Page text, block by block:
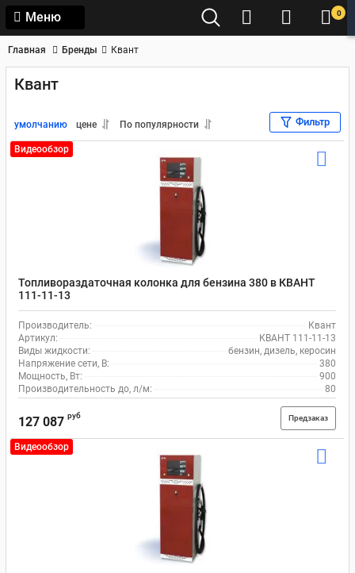
Меню 0
Главная Бренды Квант
Квант
умолчанию цене По популярности Фильтр
Видеообзор
Топливораздаточная колонка для бензина 380 в КВАНТ
111-11-13
Производитель:
Квант
Артикул:
КВАНТ 111-11-13
Виды жидкости:
бензин, дизель, керосин
Напряжение сети, В:
380
Мощность, Вт:
900
Производительность до, л/м:
80
127 087 руб Предзаказ
Видеообзор